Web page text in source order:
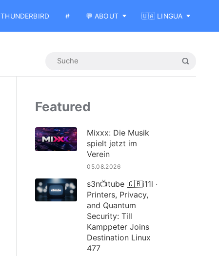
THUNDERBIRD # 💬 ABOUT 🇺🇦 LINGUA
Featured
Mixxx: Die Musik
spielt jetzt im
Verein
05.08.2026
s3n📺tube 🇬🇧i11l ·
Printers, Privacy,
and Quantum
Security: Till
Kamppeter Joins
Destination Linux
477